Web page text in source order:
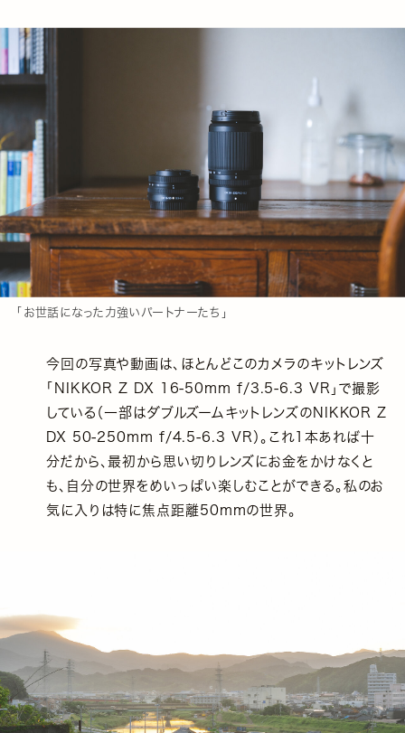
「お世話になった力強いパートナーたち」
今回の写真や動画は、ほとんどこのカメラのキットレンズ
「NIKKOR Z DX 16-50mm f/3.5-6.3 VR」で撮影
している（一部はダブルズームキットレンズのNIKKOR Z
DX 50-250mm f/4.5-6.3 VR）。これ1本あれば十
分だから、最初から思い切りレンズにお金をかけなくと
も、自分の世界をめいっぱい楽しむことができる。私のお
気に入りは特に焦点距離50mmの世界。